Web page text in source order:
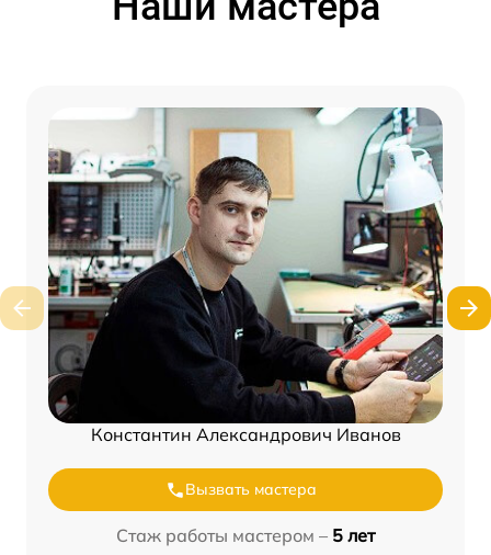
Константин Александрович Иванов
Вызвать мастера
Стаж работы мастером – 5 лет